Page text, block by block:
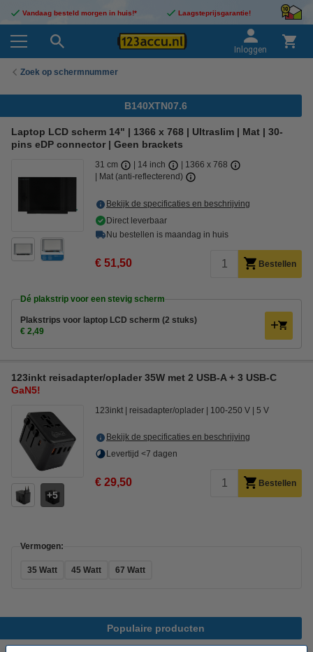
Vandaag besteld morgen in huis!* Laagsteprijsgarantie!
Inloggen
Zoek op schermnummer
B140XTN07.6
Laptop LCD scherm 14" | 1366 x 768 | Ultraslim | Mat | 30-
pins eDP connector | Geen brackets
31 cm 14 inch
1366 x 768
Mat (anti-reflecterend)
Bekijk de specificaties en beschrijving
Direct leverbaar
Nu bestellen is maandag in huis
€ 51,50 Bestellen
Dé plakstrip voor een stevig scherm
Plakstrips voor laptop LCD scherm (2 stuks)
€ 2,49
123inkt reisadapter/oplader 35W met 2 USB-A + 3 USB-C
GaN5!
5
123inkt reisadapter/oplader 100-250 V 5 V
Bekijk de specificaties en beschrijving
Levertijd <7 dagen
€ 29,50 Bestellen
Vermogen:
35 Watt 45 Watt 67 Watt
Populaire producten